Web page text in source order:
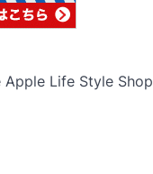
Apple Life Style Shop